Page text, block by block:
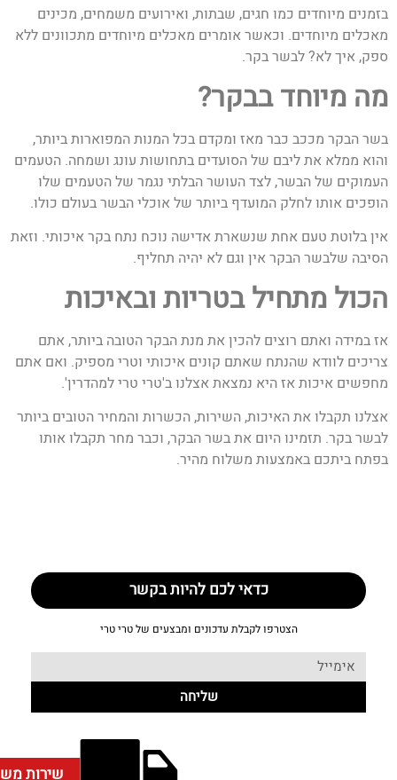
בזמנים מיוחדים כמו חגים, שבתות, ואירועים משמחים, מכינים
מאכלים מיוחדים. וכאשר אומרים מאכלים מיוחדים מתכוונים ללא
ספק, איך לא? לבשר בקר.
מה מיוחד בבקר?
בשר הבקר מככב כבר מאז ומקדם בכל המנות המפוארות ביותר,
והוא ממלא את ליבם של הסועדים בתחושות עונג ושמחה. הטעמים
העמוקים של הבשר, לצד העושר הבלתי נגמר של הטעמים שלו
הופכים אותו לחלק המועדף ביותר של אוכלי הבשר בעולם כולו.
אין בלוטת טעם אחת שנשארת אדישה נוכח נתח בקר איכותי. וזאת
הסיבה שלבשר הבקר אין וגם לא יהיה תחליף.
הכול מתחיל בטריות ובאיכות
אז במידה ואתם רוצים להכין את מנת הבקר הטובה ביותר, אתם
צריכים לוודא שהנתח שאתם קונים איכותי וטרי מספיק. ואם אתם
מחפשים איכות אז היא נמצאת אצלנו ב'טרי טרי למהדרין'.
אצלנו תקבלו את האיכות, השירות, הכשרות והמחיר הטובים ביותר
לבשר בקר. תזמינו היום את בשר הבקר, וכבר מחר תקבלו אותו
בפתח ביתכם באמצעות משלוח מהיר.
כדאי לכם להיות בקשר
הצטרפו לקבלת עדכונים ומבצעים של טרי טרי
שליחה
שירות